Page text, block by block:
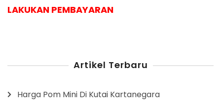
LAKUKAN PEMBAYARAN
Artikel Terbaru
Harga Pom Mini Di Kutai Kartanegara